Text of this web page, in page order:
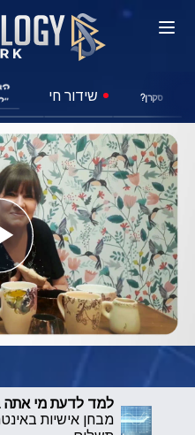
סקרן? שידור חי
למד לדעת מי
מבחן אישיות